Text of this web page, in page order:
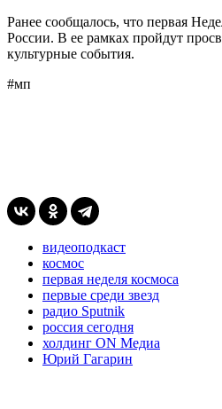
Ранее сообщалось, что первая
России. В ее рамках пройдут
культурные события.
#мп
видеоподкаст
космос
первая неделя космоса
первые среди звезд
радио Sputnik
россия сегодня
холдинг ON Медиа
Юрий Гагарин